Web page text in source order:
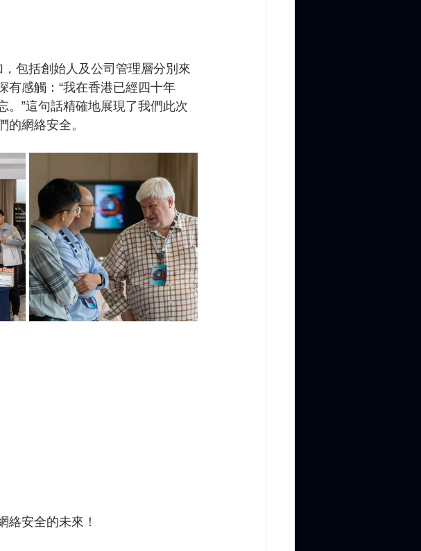
包括創始人及公司管理層分別來
有感觸：“我在香港已經四十年
”這句話精確地展現了我們此次
網絡安全。
絡安全的未來！